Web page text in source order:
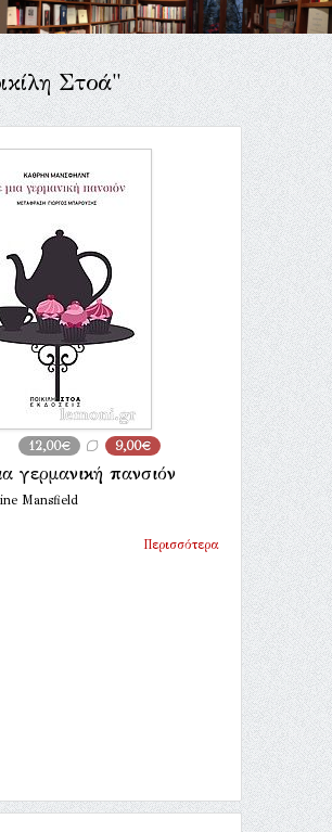
Στοά"
12,00€ 9,00€
γερμανική πανσιόν
Mansfield
Περισσότερα